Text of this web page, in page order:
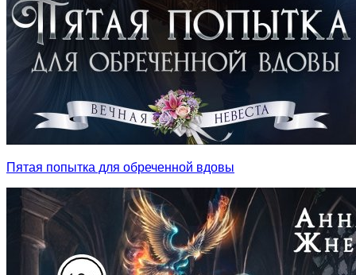
Пятая попытка для обреченной вдовы